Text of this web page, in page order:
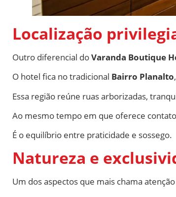
Localização
Outro diferencial doVaranda Boutique
O hotel fica no tradicional Bairro Planalto
Essa região reúne ruas arborizadas,
Ao mesmo tempo em que oferece
É o equilíbrio entre praticidade e sossego.
Natureza e
Um dos aspectos que mais chama